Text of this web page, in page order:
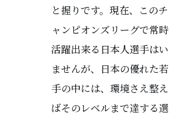
と握りです。現在、このチ
ャンピオンズリーグで常時
活躍出来る日本人選手はい
ませんが、日本の優れた若
手の中には、環境さえ整え
ばそのレベルまで達する選